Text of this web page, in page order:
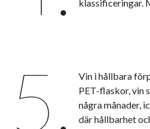
klassificeringar.
5.
Vin i hållbara
PET-flaskor, vin
några månader,
där hållbarhet